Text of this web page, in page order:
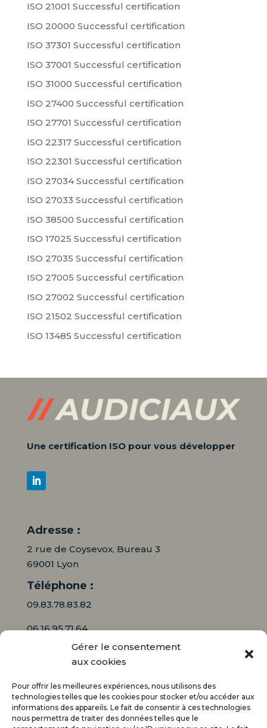
Gérer le consentement
aux cookies
Pour offrir les meilleures expériences, nous utilisons des
technologies telles que les cookies pour stocker et/ou accéder aux
informations des appareils. Le fait de consentir à ces technologies
nous permettra de traiter des données telles que le
ISO 21001 Successful certification
ISO 20000 Successful certification
ISO 37301 Successful certification
ISO 37001 Successful certification
ISO 31000 Successful certification
ISO 27400 Successful certification
ISO 27701 Successful certification
ISO 22317 Successful certification
ISO 22301 Successful certification
ISO 27034 Successful certification
ISO 27033 Successful certification
ISO 38500 Successful certification
ISO 17025 Successful certification
ISO 27035 Successful certification
ISO 27005 Successful certification
ISO 27002 Successful certification
ISO 21502 Successful certification
ISO 13485 Successful certification
Une certification ISO pour vous développer
Adresse :
2 rue de Coysevox, Bureau 3
69001 Lyon
Téléphone :
09.83.78.83.82
06.16.95.71.64
contact@audiciaux.fr
E-mail*